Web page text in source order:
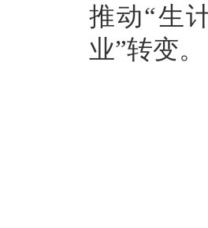
推动“生
业”转变。